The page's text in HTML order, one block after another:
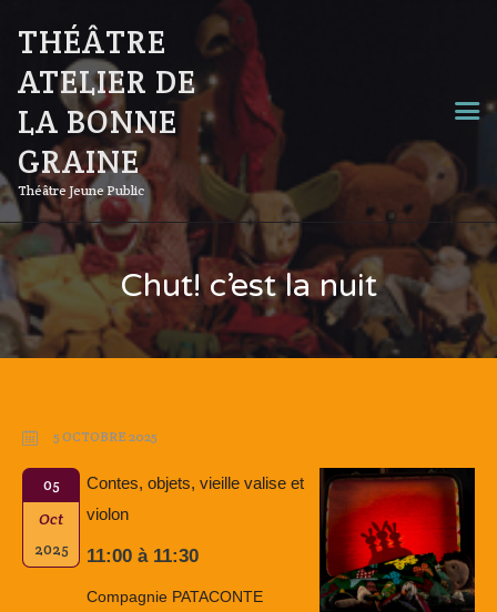
THÉÂTRE
ATELIER DE
LA BONNE
GRAINE
Théâtre Jeune Public
Chut! c’est la nuit
5 OCTOBRE 2025
05
Oct
2025
Contes, objets, vieille valise et
violon
11:00 à 11:30
Compagnie PATACONTE